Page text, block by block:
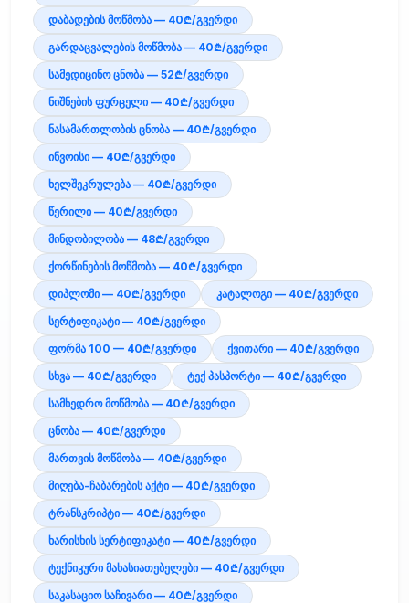
დაბადების მოწმობა — 40₾/გვერდი
გარდაცვალების მოწმობა — 40₾/გვერდი
სამედიცინო ცნობა — 52₾/გვერდი
ნიშნების ფურცელი — 40₾/გვერდი
ნასამართლობის ცნობა — 40₾/გვერდი
ინვოისი — 40₾/გვერდი
ხელშეკრულება — 40₾/გვერდი
წერილი — 40₾/გვერდი
მინდობილობა — 48₾/გვერდი
ქორწინების მოწმობა — 40₾/გვერდი
დიპლომი — 40₾/გვერდი
კატალოგი — 40₾/გვერდი
სერტიფიკატი — 40₾/გვერდი
ფორმა 100 — 40₾/გვერდი
ქვითარი — 40₾/გვერდი
სხვა — 40₾/გვერდი
ტექ პასპორტი — 40₾/გვერდი
სამხედრო მოწმობა — 40₾/გვერდი
ცნობა — 40₾/გვერდი
მართვის მოწმობა — 40₾/გვერდი
მიღება-ჩაბარების აქტი — 40₾/გვერდი
ტრანსკრიპტი — 40₾/გვერდი
ხარისხის სერტიფიკატი — 40₾/გვერდი
ტექნიკური მახასიათებელები — 40₾/გვერდი
საკასაციო საჩივარი — 40₾/გვერდი